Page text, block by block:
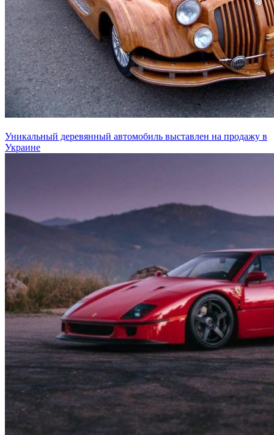
Уникальный деревянный автомобиль выставлен на продажу в
Украине